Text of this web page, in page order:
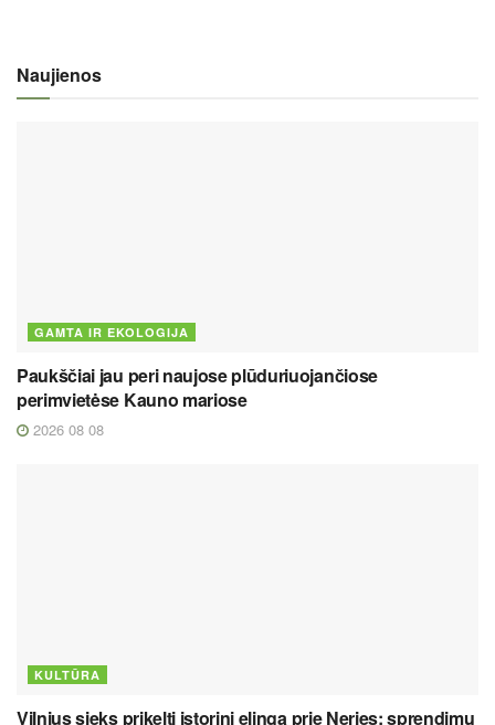
Naujienos
GAMTA IR EKOLOGIJA
Paukščiai jau peri naujose plūduriuojančiose
perimvietėse Kauno mariose
2026 08 08
KULTŪRA
Vilnius sieks prikelti istorinį elingą prie Neries: sprendimų